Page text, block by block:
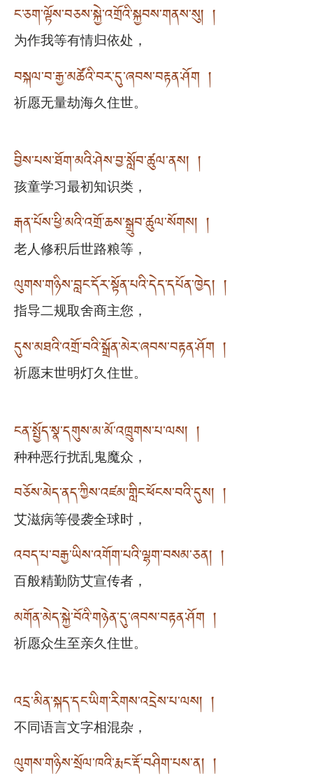
ང་ཅག་ལྟོས་བཅས་སྐྱེ་འགྲོའི་སྐྱབས་གནས་སུ། །
为作我等有情归依处，
བསྐལ་བ་རྒྱ་མཚོའི་བར་དུ་ཞབས་བརྟན་ཤོག །
祈愿无量劫海久住世。
བྱིས་པས་ཐོག་མའི་ཤེས་བྱ་སློབ་ཚུལ་ནས། །
孩童学习最初知识类，
རྒན་པོས་ཕྱི་མའི་འགྲོ་ཆས་སྒྲུབ་ཚུལ་སོགས། །
老人修积后世路粮等，
ལུགས་གཉིས་བླང་དོར་སྟོན་པའི་དེད་དཔོན་ཁྱེད། །
指导二规取舍商主您，
དུས་མཐའི་འགྲོ་བའི་སྒྲོན་མེར་ཞབས་བརྟན་ཤོག །
祈愿末世明灯久住世。
ངན་སྤྱོད་སྣ་དགུས་མ་མོ་འཁྲུགས་པ་ལས། །
种种恶行扰乱鬼魔众，
བཅོས་མེད་ནད་ཀྱིས་འཛམ་གླིང་ཕོངས་བའི་དུས། །
艾滋病等侵袭全球时，
འབད་པ་བརྒྱ་ཡིས་འགོག་པའི་ལྷག་བསམ་ཅན། །
百般精勤防艾宣传者，
མགོན་མེད་སྐྱེ་བོའི་གཉེན་དུ་ཞབས་བརྟན་ཤོག །
祈愿众生至亲久住世。
འདྲ་མིན་སྐད་དང་ཡིག་རིགས་འདྲེས་པ་ལས། །
不同语言文字相混杂，
ལུགས་གཉིས་སྲོལ་ཁའི་རྨང་རྡོ་བཤིག་པས་ན། །